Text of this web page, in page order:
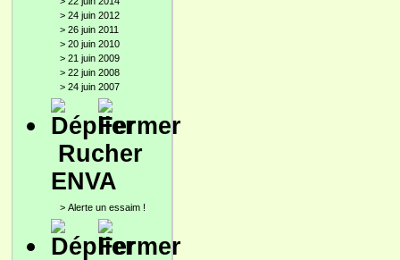
> 24 juin 2012
> 26 juin 2011
> 20 juin 2010
> 21 juin 2009
> 22 juin 2008
> 24 juin 2007
Rucher
ENVA
> Alerte un essaim !